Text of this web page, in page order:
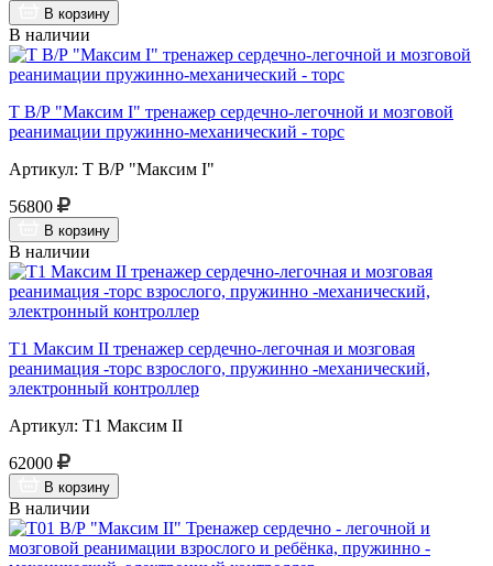
В корзину
В наличии
Т В/Р "Максим I" тренажер сердечно-легочной и мозговой
реанимации пружинно-механический - торс
Артикул: Т В/Р "Максим I"
56800
В корзину
В наличии
Т1 Максим II тренажер сердечно-легочная и мозговая
реанимация -торс взрослого, пружинно -механический,
электронный контроллер
Артикул: Т1 Максим II
62000
В корзину
В наличии